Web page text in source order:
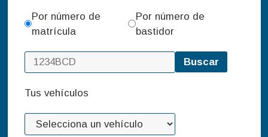
Por número de
matrícula
Por número de
bastidor
Buscar
Tus vehículos